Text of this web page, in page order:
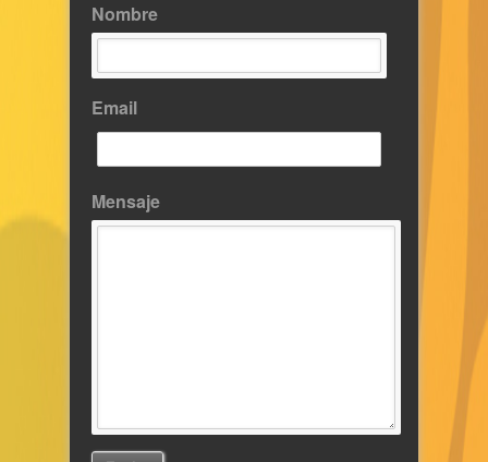
Nombre
Email
Mensaje